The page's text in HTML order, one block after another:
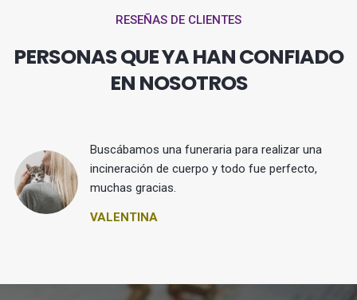
RESEÑAS DE CLIENTES
PERSONAS QUE YA HAN CONFIADO
EN NOSOTROS
Buscábamos una funeraria para realizar una
incineración de cuerpo y todo fue perfecto,
muchas gracias.
VALENTINA